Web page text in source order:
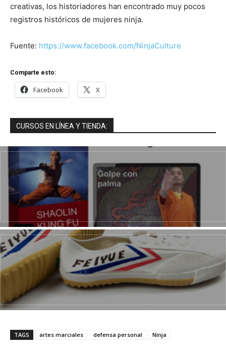
creativas, los historiadores han encontrado muy pocos
registros históricos de mujeres ninja.
Fuente: https://www.facebook.com/NinjaCulture
Comparte esto:
Facebook X
CURSOS EN LÍNEA Y TIENDA:
TAGS artes marciales defensa personal Ninja